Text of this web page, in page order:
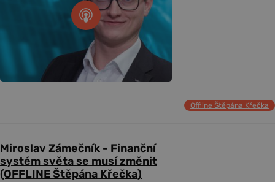
Offline Štěpána Křečka
Miroslav Zámečník - Finanční
systém světa se musí změnit
(OFFLINE Štěpána Křečka)